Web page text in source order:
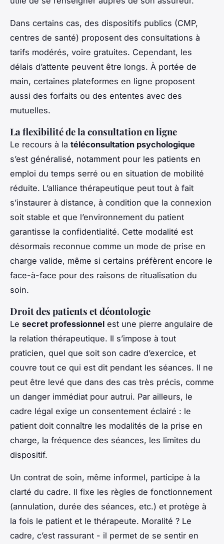
Dans certains cas, des dispositifs publics (CMP,
centres de santé) proposent des consultations à
tarifs modérés, voire gratuites. Cependant, les
délais d’attente peuvent être longs. À portée de
main, certaines plateformes en ligne proposent
aussi des forfaits ou des ententes avec des
mutuelles.
La flexibilité de la consultation en ligne
Le recours à la téléconsultation psychologique
s’est généralisé, notamment pour les patients en
emploi du temps serré ou en situation de mobilité
réduite. L’alliance thérapeutique peut tout à fait
s’instaurer à distance, à condition que la connexion
soit stable et que l’environnement du patient
garantisse la confidentialité. Cette modalité est
désormais reconnue comme un mode de prise en
charge valide, même si certains préfèrent encore le
face-à-face pour des raisons de ritualisation du
soin.
Droit des patients et déontologie
Le secret professionnel est une pierre angulaire de
la relation thérapeutique. Il s’impose à tout
praticien, quel que soit son cadre d’exercice, et
couvre tout ce qui est dit pendant les séances. Il ne
peut être levé que dans des cas très précis, comme
un danger immédiat pour autrui. Par ailleurs, le
cadre légal exige un consentement éclairé : le
patient doit connaître les modalités de la prise en
charge, la fréquence des séances, les limites du
dispositif.
Un contrat de soin, même informel, participe à la
clarté du cadre. Il fixe les règles de fonctionnement
(annulation, durée des séances, etc.) et protège à
la fois le patient et le thérapeute. Moralité ? Le
cadre, c’est rassurant - il permet de se sentir en